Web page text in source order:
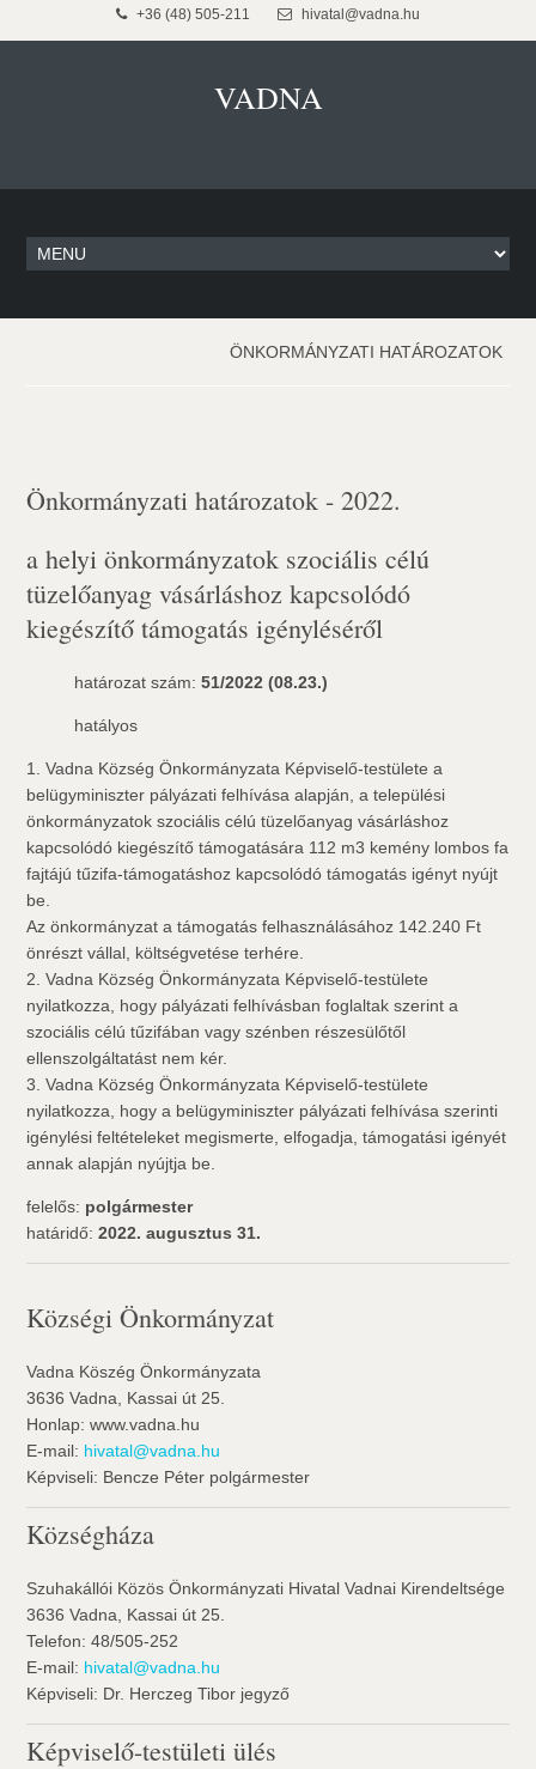
+36 (48) 505-211 hivatal@vadna.hu
VADNA
ÖNKORMÁNYZATI HATÁROZATOK
Önkormányzati határozatok - 2022.
a helyi önkormányzatok szociális célú
tüzelőanyag vásárláshoz kapcsolódó
kiegészítő támogatás igényléséről
határozat szám:51/2022 (08.23.)
hatályos
1. Vadna Község Önkormányzata Képviselő-testülete a
belügyminiszter pályázati felhívása alapján, a települési
önkormányzatok szociális célú tüzelőanyag vásárláshoz
kapcsolódó kiegészítő támogatására 112 m3 kemény lombos fa
fajtájú tűzifa-támogatáshoz kapcsolódó támogatás igényt nyújt
be.
Az önkormányzat a támogatás felhasználásához 142.240 Ft
önrészt vállal, költségvetése terhére.
2. Vadna Község Önkormányzata Képviselő-testülete
nyilatkozza, hogy pályázati felhívásban foglaltak szerint a
szociális célú tűzifában vagy szénben részesülőtől
ellenszolgáltatást nem kér.
3. Vadna Község Önkormányzata Képviselő-testülete
nyilatkozza, hogy a belügyminiszter pályázati felhívása szerinti
igénylési feltételeket megismerte, elfogadja, támogatási igényét
annak alapján nyújtja be.
felelős: polgármester
határidő:2022. augusztus 31.
Községi Önkormányzat
Vadna Köszég Önkormányzata
3636 Vadna, Kassai út 25.
Honlap: www.vadna.hu
E-mail: hivatal@vadna.hu
Képviseli: Bencze Péter polgármester
Községháza
Szuhakállói Közös Önkormányzati Hivatal Vadnai Kirendeltsége
3636 Vadna, Kassai út 25.
Telefon: 48/505-252
E-mail: hivatal@vadna.hu
Képviseli: Dr. Herczeg Tibor jegyző
Képviselő-testületi ülés